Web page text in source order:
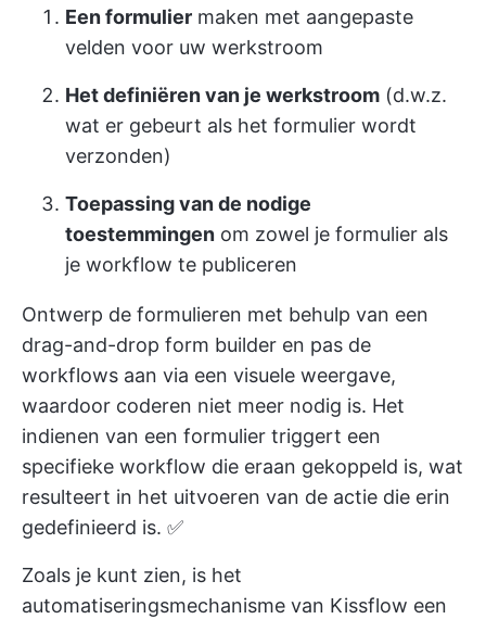
Een formulier maken met aangepaste
velden voor uw werkstroom
Het definiëren van je werkstroom (d.w.z.
wat er gebeurt als het formulier wordt
verzonden)
Toepassing van de nodige
toestemmingen om zowel je formulier als
je workflow te publiceren
Ontwerp de formulieren met behulp van een
drag-and-drop form builder en pas de
workflows aan via een visuele weergave,
waardoor coderen niet meer nodig is. Het
indienen van een formulier triggert een
specifieke workflow die eraan gekoppeld is, wat
resulteert in het uitvoeren van de actie die erin
gedefinieerd is. ✅
Zoals je kunt zien, is het
automatiseringsmechanisme van Kissflow een